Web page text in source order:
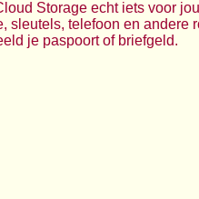
Storage echt iets voor
telefoon en andere
je paspoort of briefgeld.